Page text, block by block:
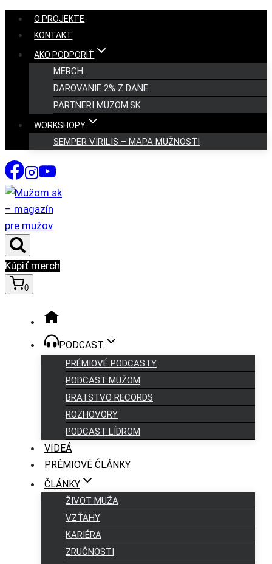
Skip
content
O PROJEKTE
KONTAKT
AKO PODPORIŤ
MERCH
DAROVANIE 2% Z DANE
PARTNERI MUZOM.SK
WORKSHOPY
SEMPER VIRILIS – MAPA MUŽNOSTI
Kúpiť merch
0
PODCAST
PRÉMIOVÉ PODCASTY
PODCAST MUŽOM
BRATSTVO RECORDS
ROZHOVORY
PODCAST LÍDROM
VIDEÁ
PRÉMIOVÉ ČLÁNKY
ČLÁNKY
ŽIVOT MUŽA
VZŤAHY
KARIÉRA
ZRUČNOSTI